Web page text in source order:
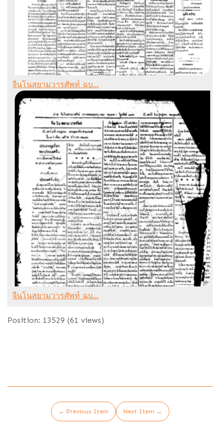
จีนโนสยามวารศัพท์ ฉบ...
จีนโนสยามวารศัพท์ ฉบ...
Position: 13529 (61 views)
← Previous Item Next Item →